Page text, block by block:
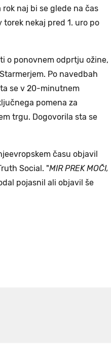
naj bi se glede na čas
nekaj pred 1. uro po
o ponovnem odprtju ožine,
Po navedbah
se v 20-minutnem
pomena za
trgu. Dogovorila sta se
času objavil
Social. "MIR PREK MOČI,
pojasnil ali objavil še